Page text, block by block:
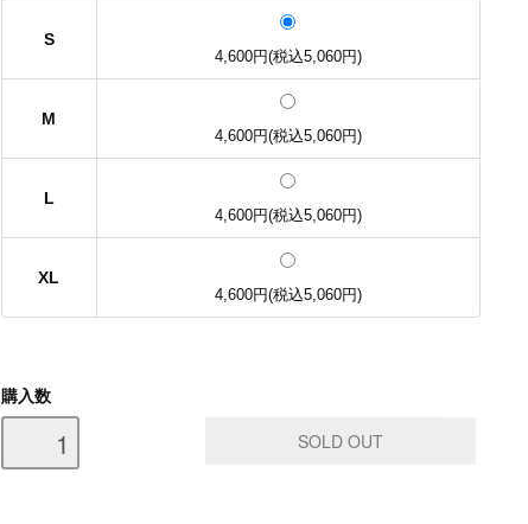
S
4,600円(税込5,060円)
M
4,600円(税込5,060円)
L
4,600円(税込5,060円)
XL
4,600円(税込5,060円)
購入数